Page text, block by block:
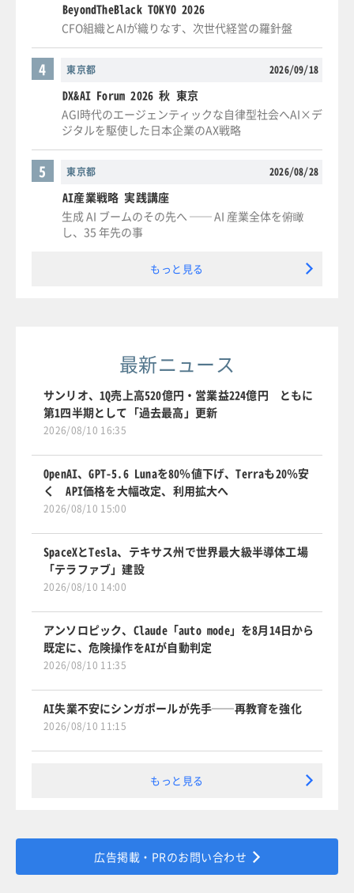
BeyondTheBlack TOKYO 2026
CFO組織とAIが織りなす、次世代経営の羅針盤
東京都 2026/09/18
4
DX&AI Forum 2026 秋 東京
AGI時代のエージェンティックな自律型社会へAI×デ
ジタルを駆使した日本企業のAX戦略
東京都 2026/08/28
5
AI産業戦略 実践講座
生成 AI ブームのその先へ ── AI 産業全体を俯瞰
し、35 年先の事
もっと見る
最新ニュース
サンリオ、1Q売上高520億円・営業益224億円 ともに
第1四半期として「過去最高」更新
2026/08/10 16:35
OpenAI、GPT-5.6 Lunaを80％値下げ、Terraも20％安
く API価格を大幅改定、利用拡大へ
2026/08/10 15:00
SpaceXとTesla、テキサス州で世界最大級半導体工場
「テラファブ」建設
2026/08/10 14:00
アンソロピック、Claude「auto mode」を8月14日から
既定に、危険操作をAIが自動判定
2026/08/10 11:35
AI失業不安にシンガポールが先手──再教育を強化
2026/08/10 11:15
もっと見る
広告掲載・PRのお問い合わせ